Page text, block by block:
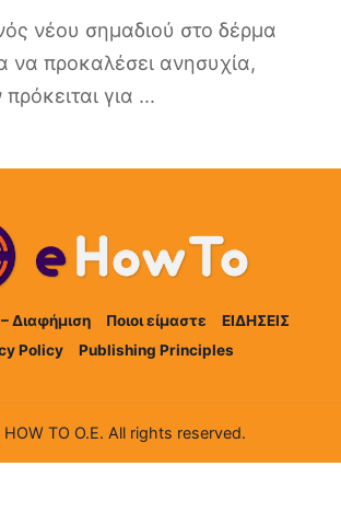
νέου σημαδιού στο δέρμα
να προκαλέσει ανησυχία,
πρόκειται για ...
Διαφήμιση Ποιοι είμαστε
ΕΙΔΗΣΕΙΣ
Policy
Publishing Principles
TO Ο.Ε. All rights reserved.